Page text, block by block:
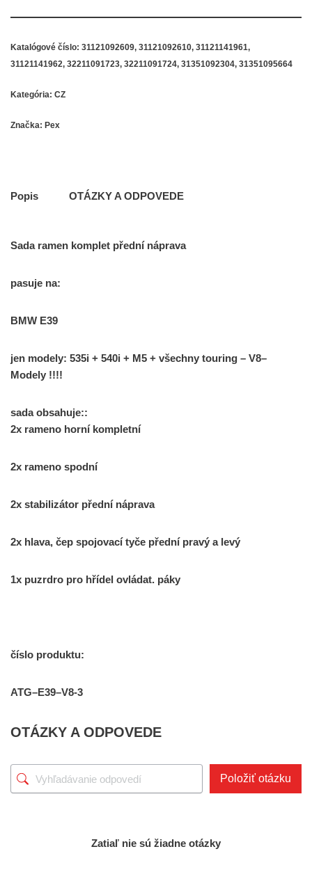
Katalógové číslo: 31121092609, 31121092610, 31121141961,
31121141962, 32211091723, 32211091724, 31351092304, 31351095664
Kategória: CZ
Značka: Pex
Popis OTÁZKY A ODPOVEDE
Sada ramen komplet přední náprava
pasuje na:
BMW E39
jen modely: 535i + 540i + M5 + všechny touring – V8–
Modely !!!!
sada obsahuje::
2x rameno horní kompletní
2x rameno spodní
2x stabilizátor přední náprava
2x hlava, čep spojovací tyče přední pravý a levý
1x puzrdro pro hřídel ovládat. páky
číslo produktu:
ATG–E39–V8-3
OTÁZKY A ODPOVEDE
Položiť otázku
Zatiaľ nie sú žiadne otázky